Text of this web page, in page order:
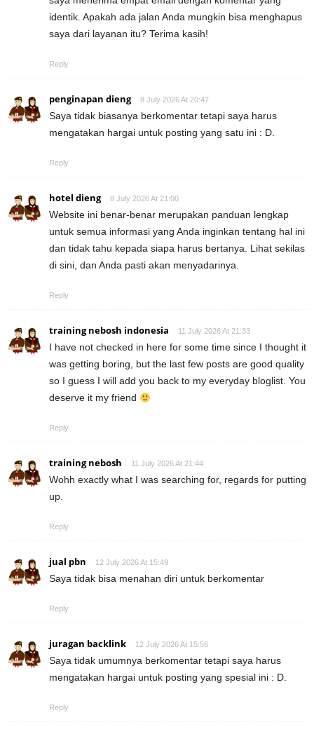
identik. Apakah ada jalan Anda mungkin bisa menghapus
saya dari layanan itu? Terima kasih!
Reply
penginapan dieng 8 July 2026 At 20:47
Saya tidak biasanya berkomentar tetapi saya harus
mengatakan hargai untuk posting yang satu ini : D.
Reply
hotel dieng 8 July 2026 At 21:00
Website ini benar-benar merupakan panduan lengkap
untuk semua informasi yang Anda inginkan tentang hal ini
dan tidak tahu kepada siapa harus bertanya. Lihat sekilas
di sini, dan Anda pasti akan menyadarinya.
Reply
training nebosh indonesia 11 July 2026 At 21:33
I have not checked in here for some time since I thought it
was getting boring, but the last few posts are good quality
so I guess I will add you back to my everyday bloglist. You
deserve it my friend
Reply
training nebosh 11 July 2026 At 21:44
Wohh exactly what I was searching for, regards for putting
up.
Reply
jual pbn 12 July 2026 At 15:49
Saya tidak bisa menahan diri untuk berkomentar
Reply
juragan backlink 12 July 2026 At 15:56
Saya tidak umumnya berkomentar tetapi saya harus
mengatakan hargai untuk posting yang spesial ini : D.
Reply